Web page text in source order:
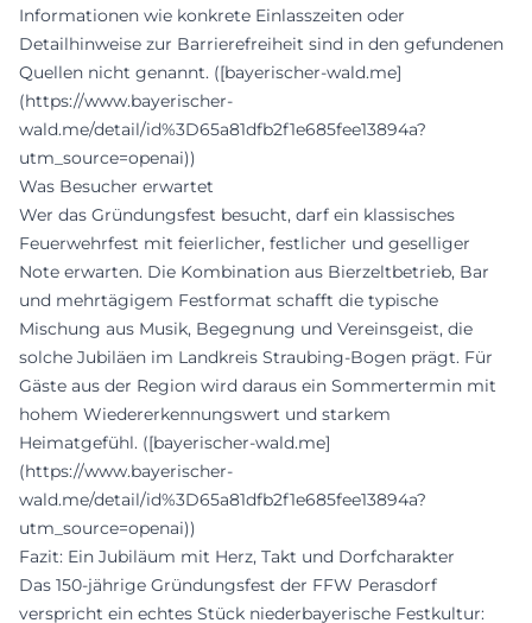
Informationen wie konkrete Einlasszeiten oder
Detailhinweise zur Barrierefreiheit sind in den gefundenen
Quellen nicht genannt. ([bayerischer-wald.me]
(https://www.bayerischer-
wald.me/detail/id%3D65a81dfb2f1e685fee13894a?
utm_source=openai))
Was Besucher erwartet
Wer das Gründungsfest besucht, darf ein klassisches
Feuerwehrfest mit feierlicher, festlicher und geselliger
Note erwarten. Die Kombination aus Bierzeltbetrieb, Bar
und mehrtägigem Festformat schafft die typische
Mischung aus Musik, Begegnung und Vereinsgeist, die
solche Jubiläen im Landkreis Straubing-Bogen prägt. Für
Gäste aus der Region wird daraus ein Sommertermin mit
hohem Wiedererkennungswert und starkem
Heimatgefühl. ([bayerischer-wald.me]
(https://www.bayerischer-
wald.me/detail/id%3D65a81dfb2f1e685fee13894a?
utm_source=openai))
Fazit: Ein Jubiläum mit Herz, Takt und Dorfcharakter
Das 150-jährige Gründungsfest der FFW Perasdorf
verspricht ein echtes Stück niederbayerische Festkultur: